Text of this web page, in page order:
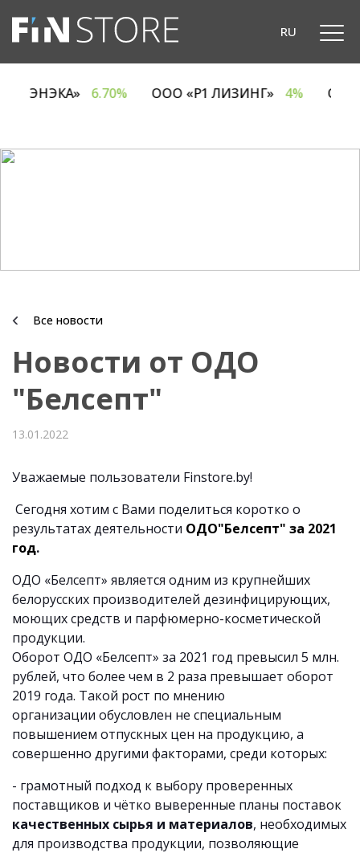
RU
«ЭНЭКА» 6.70% ООО «Р1 ЛИЗИНГ» 4%
Все новости
Новости от ОДО
"Белсепт"
13.01.2022
Уважаемые пользователи Finstore.by!
Сегодня хотим с Вами поделиться коротко о
результатах деятельности ОДО"Белсепт" за 2021
год.
ОДО «Белсепт» является одним из крупнейших
белорусских производителей дезинфицирующих,
моющих средств и парфюмерно-косметической
продукции.
Оборот ОДО «Белсепт» за 2021 год превысил 5 млн.
рублей, что более чем в 2 раза превышает оборот
2019 года. Такой рост по мнению
организации обусловлен не специальным
повышением отпускных цен на продукцию, а
совершенно другими факторами, среди которых:
- грамотный подход к выбору проверенных
поставщиков и чётко выверенные планы поставок
качественных сырья и материалов, необходимых
для производства продукции, позволяющие